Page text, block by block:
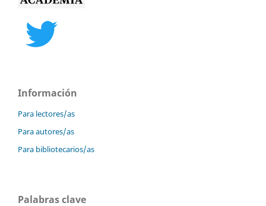
Información
Para lectores/as
Para autores/as
Para bibliotecarios/as
Palabras clave